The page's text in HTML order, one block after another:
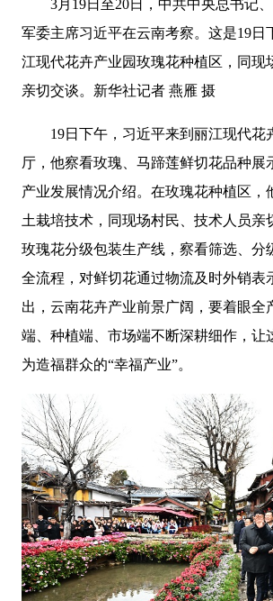
3月19日至20日，中共中央总书记、
军委主席习近平在云南考察。这是19日
江现代花卉产业园玫瑰花种植区，同现
亲切交谈。新华社记者 燕雁 摄
19日下午，习近平来到丽江现代花
厅，他察看玫瑰、马蹄莲鲜切花品种展
产业发展情况介绍。在玫瑰花种植区，
土栽培技术，同现场村民、技术人员亲
玫瑰花分级包装生产线，察看筛选、分
全流程，对鲜切花通过物流及时外销表
出，云南花卉产业前景广阔，要着眼全
端、种植端、市场端不断深耕细作，让
为造福群众的“幸福产业”。